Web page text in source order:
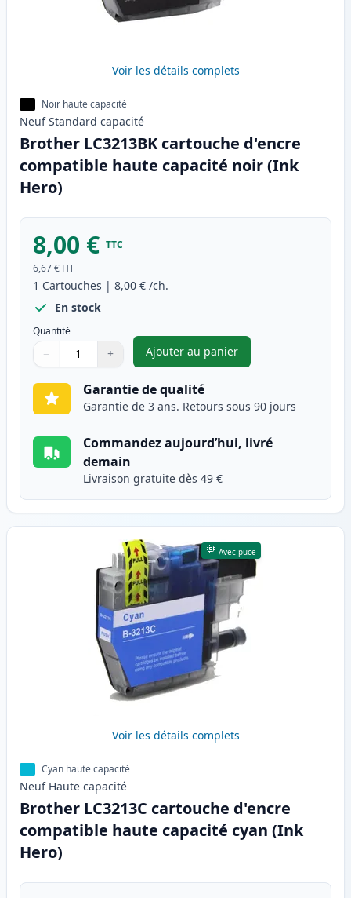
Voir les détails complets
Noir haute capacité
Neuf Standard capacité
Brother LC3213BK cartouche d'encre
compatible haute capacité noir (Ink
Hero)
8,00 € TTC
6,67 € HT
1 Cartouches | 8,00 € /ch.
En stock
Quantité
Quantité
Utilisez les boutons pour ajuster
− +
Quantité
Ajouter au panier
,Brother LC3213BK
Garantie de qualité
Garantie de 3 ans. Retours sous 90 jours
Commandez aujourd’hui, livré
demain
Livraison gratuite dès 49 €
Avec puce
Voir les détails complets
Cyan haute capacité
Neuf Haute capacité
Brother LC3213C cartouche d'encre
compatible haute capacité cyan (Ink
Hero)